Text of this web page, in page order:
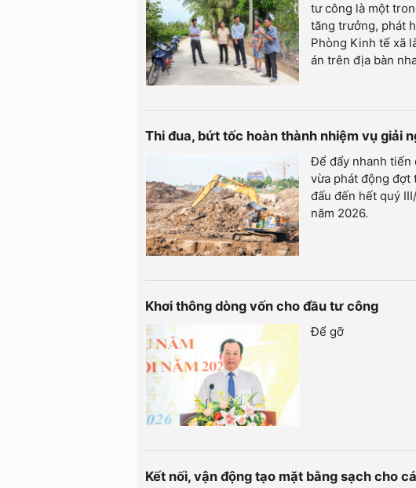
tư công là một
tăng trưởng, phát
Phòng Kinh tế xã
án trên địa bàn
Thi đua, bứt tốc hoàn thành nhiệm vụ giải
Để đẩy nhanh tiến
vừa phát động đợt
đấu đến hết quý
năm 2026.
Khơi thông dòng vốn cho đầu tư công
Để gỡ
Kết nối, vận động tạo mặt bằng sạch cho